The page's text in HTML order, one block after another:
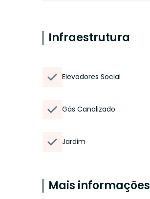
Infraestrutura
Elevadores Social
Gás Canalizado
Jardim
Mais informações